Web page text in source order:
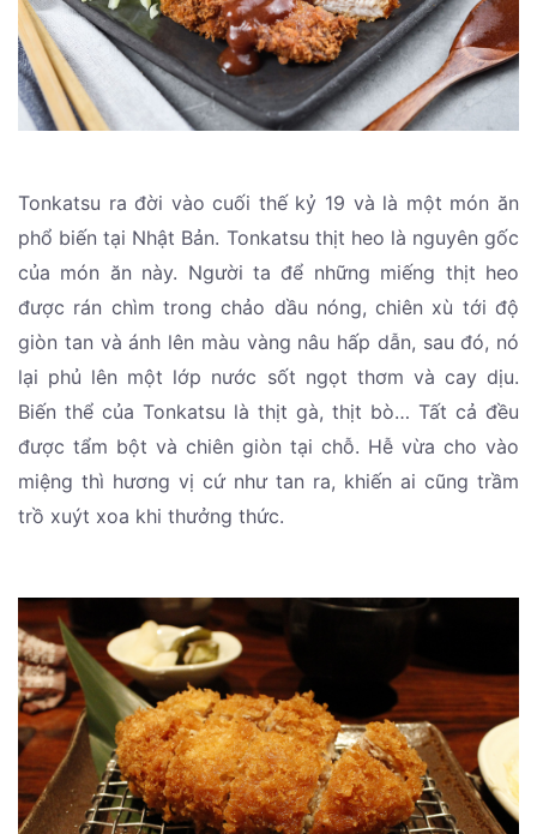
Tonkatsu ra đời vào cuối thế kỷ 19 và là một món ăn
phổ biến tại Nhật Bản. Tonkatsu thịt heo là nguyên gốc
của món ăn này. Người ta để những miếng thịt heo
được rán chìm trong chảo dầu nóng, chiên xù tới độ
giòn tan và ánh lên màu vàng nâu hấp dẫn, sau đó, nó
lại phủ lên một lớp nước sốt ngọt thơm và cay dịu.
Biến thể của Tonkatsu là thịt gà, thịt bò… Tất cả đều
được tẩm bột và chiên giòn tại chỗ. Hễ vừa cho vào
miệng thì hương vị cứ như tan ra, khiến ai cũng trầm
trồ xuýt xoa khi thưởng thức.